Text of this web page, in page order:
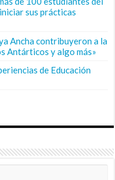
sus prácticas
Ancha contribuyeron a la
Antárticos y algo más»
de Educación